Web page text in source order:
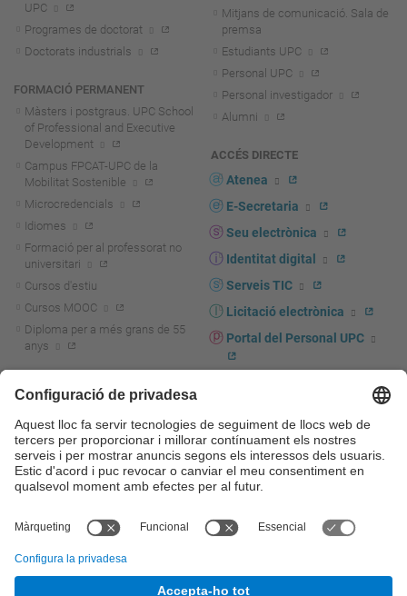
UPC
Programes de doctorat
Doctorats industrials
FORMACIÓ PERMANENT
Màsters i postgraus. UPC School
of Professional and Executive
Development
Campus FPCAT-UPC de la
Mobilitat Sostenible
Microcredencials
Idiomes
Formació per al professorat no
universitari
Cursos d'estiu
Cursos MOOC
Diploma per a més grans de 55
anys
Actualitat R+D+I
La recerca a la UPC
La transferència, l'emprenedoria i
la innovació a la UPC
Foment i suport a la recerca
transferència, l'emprenedoria i la
Serveis per a empreses
Mitjans de comunicació. Sala de
premsa
Estudiants UPC
Personal UPC
Personal investigador
Alumni
ACCÉS DIRECTE
Atenea
E-Secretaria
Seu electrònica
Identitat digital
Serveis TIC
Licitació electrònica
Portal del Personal UPC
UPCshop, marxandatge
Sala de premsa
Seguretat i salut
Autoprotecció i emergències